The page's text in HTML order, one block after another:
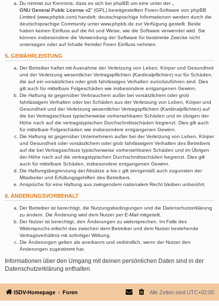
Du nimmst zur Kenntnis, dass es sich bei phpBB um eine unter der „
GNU General Public License v2“ (GPL) bereitgestellten Foren-Software von phpBB
Limited (www.phpbb.com) handelt; deutschsprachige Informationen werden durch die
deutschsprachige Community unter www.phpbb.de zur Verfügung gestellt. Beide
haben keinen Einfluss auf die Art und Weise, wie die Software verwendet wird. Sie
können insbesondere die Verwendung der Software für bestimmte Zwecke nicht
untersagen oder auf Inhalte fremder Foren Einfluss nehmen.
5. GEWÄHRLEISTUNG
Der Betreiber haftet mit Ausnahme der Verletzung von Leben, Körper und Gesundheit
und der Verletzung wesentlicher Vertragspflichten (Kardinalpflichten) nur für Schäden,
die auf ein vorsätzliches oder grob fahrlässiges Verhalten zurückzuführen sind. Dies
gilt auch für mittelbare Folgeschäden wie insbesondere entgangenen Gewinn.
Die Haftung ist gegenüber Verbrauchern außer bei vorsätzlichem oder grob
fahrlässigem Verhalten oder bei Schäden aus der Verletzung von Leben, Körper und
Gesundheit und der Verletzung wesentlicher Vertragspflichten (Kardinalpflichten) auf
die bei Vertragsschluss typischerweise vorhersehbaren Schäden und im übrigen der
Höhe nach auf die vertragstypischen Durchschnittsschäden begrenzt. Dies gilt auch
für mittelbare Folgeschäden wie insbesondere entgangenen Gewinn.
Die Haftung ist gegenüber Unternehmern außer bei der Verletzung von Leben, Körper
und Gesundheit oder vorsätzlichem oder grob fahrlässigem Verhalten des Betreibers
auf die bei Vertragsschluss typischerweise vorhersehbaren Schäden und im Übrigen
der Höhe nach auf die vertragstypischen Durchschnittsschäden begrenzt. Dies gilt
auch für mittelbare Schäden, insbesondere entgangenen Gewinn.
Die Haftungsbegrenzung der Absätze a bis c gilt sinngemäß auch zugunsten der
Mitarbeiter und Erfüllungsgehilfen des Betreibers.
Ansprüche für eine Haftung aus zwingendem nationalem Recht bleiben unberührt.
6. ÄNDERUNGSVORBEHALT
Der Betreiber ist berechtigt, die Nutzungsbedingungen und die Datenschutzerklärung
zu ändern. Die Änderung wird dem Nutzer per E-Mail mitgeteilt.
Der Nutzer ist berechtigt, den Änderungen zu widersprechen. Im Falle des
Widerspruchs erlischt das zwischen dem Betreiber und dem Nutzer bestehende
Vertragsverhältnis mit sofortiger Wirkung.
Die Änderungen gelten als anerkannt und verbindlich, wenn der Nutzer den
Änderungen zugestimmt hat.
Informationen über den Umgang mit deinen persönlichen Daten sind in der
Datenschutzerklärung enthalten.
ISDV-Homepage Foren Alle Zeiten sind UTC+02:00